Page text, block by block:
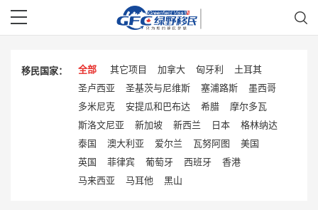
移民国家： 全部 其它项目 加拿大 匈牙利
土耳其
圣卢西亚
圣基茨与尼维斯 塞浦路斯
墨西哥
多米尼克
安提瓜和巴布达 希腊
摩尔多瓦
斯洛文尼亚
新加坡 新西兰 日本
格林纳达
泰国
澳大利亚 爱尔兰 瓦努阿图
美国
英国
菲律宾 葡萄牙 西班牙
香港
马来西亚
马耳他 黑山